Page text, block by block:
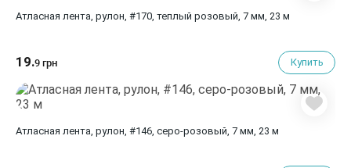
Атласная лента, рулон, #170, теплый розовый, 7 мм, 23 м
19.9 грн Купить
Атласная лента, рулон, #146, серо-розовый, 7 мм, 23 м